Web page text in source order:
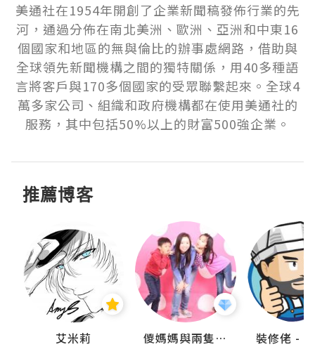
美通社在1954年開創了企業新聞稿發佈行業的先
河，通過分佈在南北美洲、歐洲、亞洲和中東16
個國家和地區的無與倫比的辦事處網路，借助與
全球領先新聞機構之間的獨特關係，用40多種語
言將客戶與170多個國家的受眾聯繫起來。全球4
萬多家公司、組織和政府機構都在使用美通社的
服務，其中包括50%以上的財富500強企業。
推薦博客
艾米莉 儍媽媽與兩隻小魔怪之家